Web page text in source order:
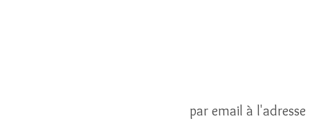
par email à l'adresse